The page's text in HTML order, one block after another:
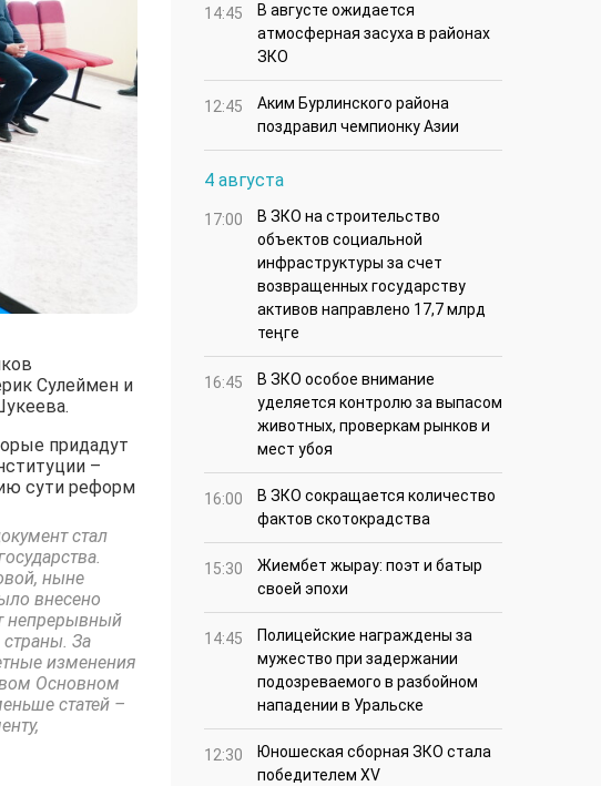
Сулеймен и
придадут
–
сути реформ
стал
ныне
внесено
непрерывный
За
изменения
Основном
статей –
14:45
В августе ожидается
атмосферная засуха в районах
ЗКО
12:45
Аким Бурлинского района
поздравил чемпионку Азии
4 августа
17:00
В ЗКО на строительство
объектов социальной
инфраструктуры за счет
возвращенных государству
активов направлено 17,7 млрд
теңге
16:45
В ЗКО особое внимание
уделяется контролю за выпасом
животных, проверкам рынков и
мест убоя
16:00
В ЗКО сокращается количество
фактов скотокрадства
15:30
Жиембет жырау: поэт и батыр
своей эпохи
14:45
Полицейские награждены за
мужество при задержании
подозреваемого в разбойном
нападении в Уральске
12:30
Юношеская сборная ЗКО стала
победителем XV